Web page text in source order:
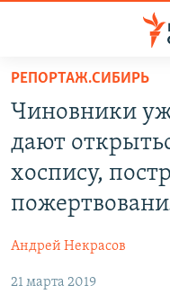
упрощенного
доступа
основному
содержанию
навигации
АВТОРСКИЕ ПРОЕКТЫ
КУЛЬТУРА
IDEL.РЕАЛИИ
РЕПОРТАЖ.СИБИРЬ
Чиновники
дают
хоспису,
Андрей Некрасов
21 марта 2019